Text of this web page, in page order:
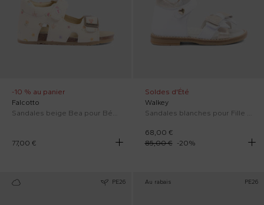
-10 % au panier
Falcotto
Sandales beige Bea pour Bébé Fille
77,00 €
Soldes d'Été
Walkey
Sandales blanches pour Fille avec nœud
68,00 €
85,00 €
-20%
PE26 Au rabais PE26